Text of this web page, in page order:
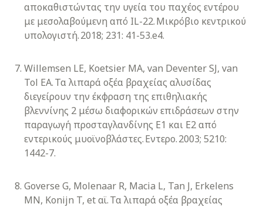
αποκαθιστώντας την υγεία του παχέος εντέρου
με μεσολαβούμενη από IL-22. Μικρόβιο κεντρικού
υπολογιστή. 2018; 231: 41-53.e4.
Willemsen LE, Koetsier MA, van Deventer SJ, van
Tol EA. Τα λιπαρά οξέα βραχείας αλυσίδας
διεγείρουν την έκφραση της επιθηλιακής
βλεννίνης 2 μέσω διαφορικών επιδράσεων στην
παραγωγή προσταγλανδίνης Ε1 και Ε2 από
εντερικούς μυοϊνοβλάστες. Εντερο. 2003; 5210:
1442-7.
Goverse G, Molenaar R, Macia L, Tan J, Erkelens
MN, Konijn T, et αϊ. Τα λιπαρά οξέα βραχείας